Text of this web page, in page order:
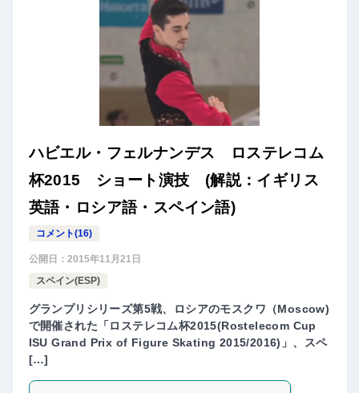
ハビエル・フェルナンデス ロステレコム
杯2015 ショート演技 (解説：イギリス
英語・ロシア語・スペイン語)
コメント(16)
公開日： 2015年11月21日
スペイン(ESP)
グランプリシリーズ第5戦、ロシアのモスクワ（Moscow)
で開催された「ロステレコム杯2015(Rostelecom Cup
ISU Grand Prix of Figure Skating 2015/2016)」、スペ
[…]